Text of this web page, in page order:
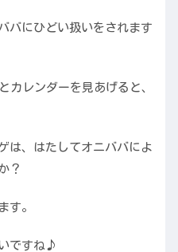
バにひどい扱いをされます
レンダーを見あげると、
は、はたしてオニババによ
？
す。
ですね♪